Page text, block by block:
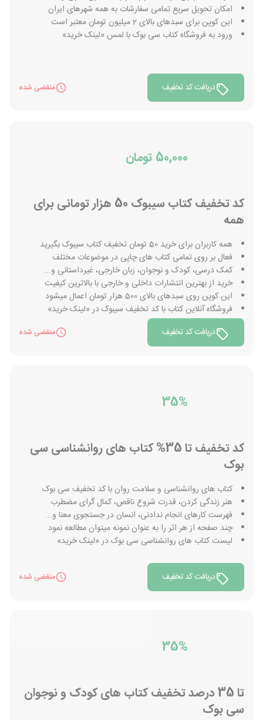
امکان تحویل سریع تمامی سفارشات به همه شهرهای ایران
این کوپن برای سبدهای بالای 2 میلیون تومان معتبر است
ورود به فروشگاه کتاب سی بوک با لمس «لینک خرید»
دریافت کد تخفیف منقضی شده
50,000 تومان
کد تخفیف کتاب سیبوک 50 هزار تومانی برای
همه
همه کاربران برای خرید 50 تومان تخفیف کتاب سیبوک بگیرید
فعال بر روی تمامی کتاب های چاپی در موضوعات مختلف
کمک درسی، کودک و نوجوان، زبان خارجی، غیرداستانی و...
خرید از بهترین انتشارات داخلی و خارجی با بالاترین کیفیت
این کوپن روی سبدهای بالای 500 هزار تومان اعمال میشود
فروشگاه آنلاین کتاب با کد تخفیف سیبوک در «لینک خرید»
دریافت کد تخفیف
منقضی شده
35%
کد تخفیف تا 35% کتاب های روانشناسی سی
بوک
کتاب های روانشناسی و سلامت روان با کد تخفیف سی بوک
هنر زندگی کردن، قدرت شروع ناقص، کمال گرای مضطرب
فهرست کارهای انجام ندادنی، انسان در جستجوی معنا و...
چند صفحه از هر اثر را به عنوان نمونه میتوان مطالعه نمود
لیست کتاب های روانشناسی سی بوک در «لینک خرید»
دریافت کد تخفیف منقضی شده
35%
تا 35 درصد تخفیف کتاب های کودک و نوجوان
سی بوک